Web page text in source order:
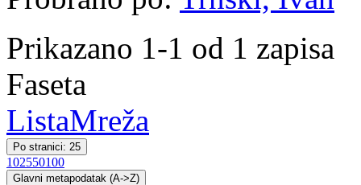
Prikazano 1-1 od 1 zapisa
Faseta
ListaMreža
Po stranici: 25
102550100
Glavni metapodatak (A->Z)